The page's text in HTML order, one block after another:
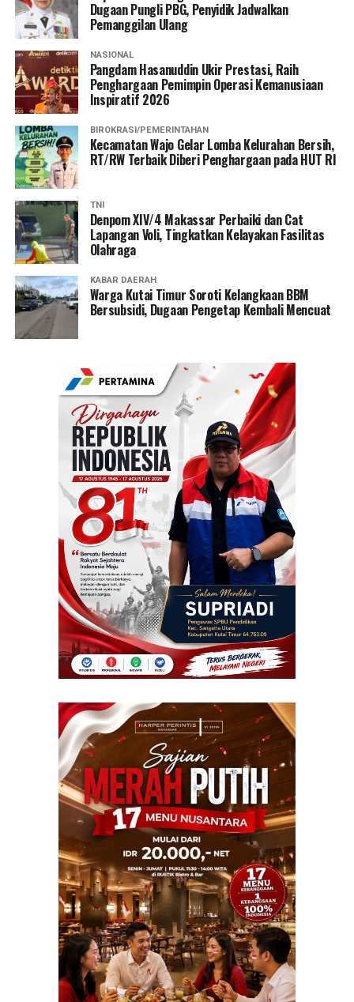
Dugaan Pungli PBG, Penyidik Jadwalkan
Pemanggilan Ulang
NASIONAL
Pangdam Hasanuddin Ukir Prestasi, Raih
Penghargaan Pemimpin Operasi Kemanusiaan
Inspiratif 2026
BIROKRASI/PEMERINTAHAN
Kecamatan Wajo Gelar Lomba Kelurahan Bersih,
RT/RW Terbaik Diberi Penghargaan pada HUT RI
TNI
Denpom XIV/4 Makassar Perbaiki dan Cat
Lapangan Voli, Tingkatkan Kelayakan Fasilitas
Olahraga
KABAR DAERAH
Warga Kutai Timur Soroti Kelangkaan BBM
Bersubsidi, Dugaan Pengetap Kembali Mencuat